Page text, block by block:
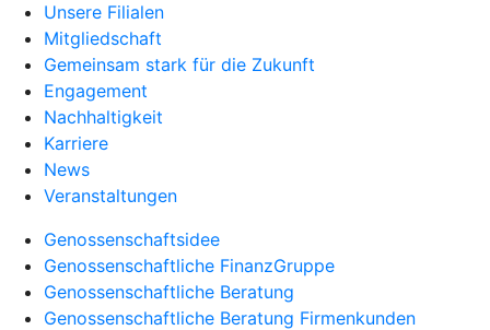
Unsere Filialen
Mitgliedschaft
Gemeinsam stark für die Zukunft
Engagement
Nachhaltigkeit
Karriere
News
Veranstaltungen
Genossenschaftsidee
Genossenschaftliche FinanzGruppe
Genossenschaftliche Beratung
Genossenschaftliche Beratung Firmenkunden